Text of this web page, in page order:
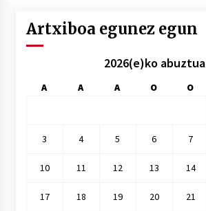
Artxiboa egunez egun
2026(e)ko abuztua
A A A O O
3 4 5 6 7
10 11 12 13 14
17 18 19 20 21